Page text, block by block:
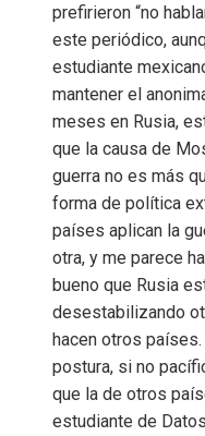
prefirieron “no
este periódico,
estudiante
mantener el
meses en Rusia,
que la causa de
guerra no es más
forma de política
países aplican la
otra, y me parece
bueno que Rusia
desestabilizando
hacen otros
postura, si no
que la de otros
estudiante de